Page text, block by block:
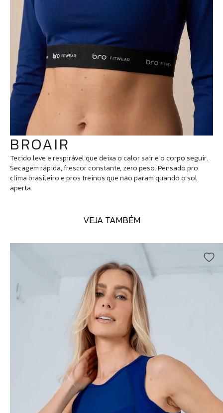
BROAIR
Tecido leve e respirável que deixa o calor sair e o corpo seguir.
Secagem rápida, frescor constante, zero peso. Pensado pro
clima brasileiro e pros treinos que não param quando o sol
aperta.
VEJA TAMBÉM